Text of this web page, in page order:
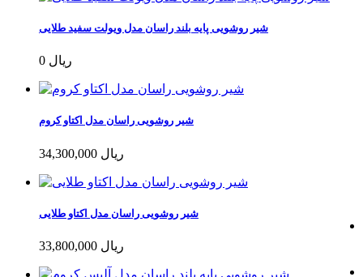
شیر روشویی پایه بلند راسان مدل ویولت سفید طلایی
0 ریال
شیر روشویی راسان مدل اکتاو کروم
34,300,000 ریال
شیر روشویی راسان مدل اکتاو طلایی
33,800,000 ریال